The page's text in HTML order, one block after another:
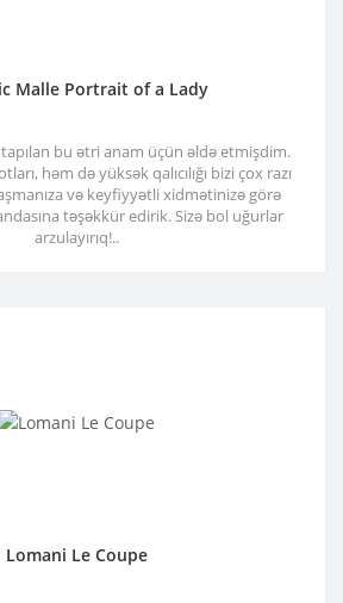
Malle Portrait of a Lady
tapılan bu ətri anam üçün əldə etmişdim.
həm də yüksək qalıcılığı bizi çox razı
və keyfiyyətli xidmətinizə görə
təşəkkür edirik. Sizə bol uğurlar
arzulayırıq!..
Lomani Le Coupe